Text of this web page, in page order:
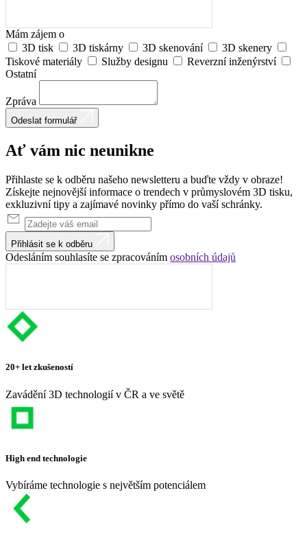
Mám zájem o
3D tisk
3D tiskárny 3D skenování
3D skenery
Tiskové materiály
Služby designu
Reverzní inženýrství
Ostatní
Zpráva
Odeslat formulář
Ať vám nic neunikne
Přihlaste se k odběru našeho newsletteru a buďte vždy v obraze!
Získejte nejnovější informace o trendech v průmyslovém 3D tisku,
exkluzivní tipy a zajímavé novinky přímo do vaší schránky.
Přihlásit se k odběru
Odesláním souhlasíte se zpracováním osobních údajů
20+ let zkušeností
Zavádění 3D technologií v ČR a ve světě
High end technologie
Vybíráme technologie s největším potenciálem